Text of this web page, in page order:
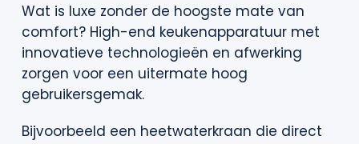
Wat is luxe zonder de hoogste mate van
comfort? High-end keukenapparatuur met
innovatieve technologieën en afwerking
zorgen voor een uitermate hoog
gebruikersgemak.
Bijvoorbeeld een heetwaterkraan die direct